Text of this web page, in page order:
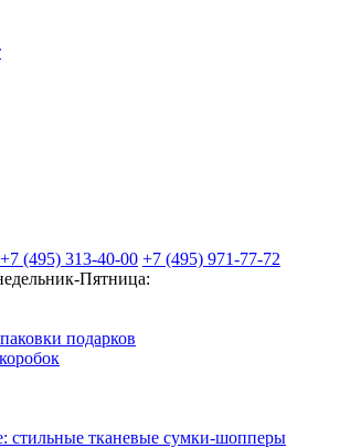
+7 (495) 313-40-00 +7 (495) 971-77-72
Пятница:
подарков
стильные тканевые сумки-шопперы